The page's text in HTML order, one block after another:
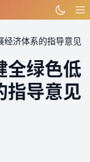
经济体系的指导意见
全绿色低
指导意见